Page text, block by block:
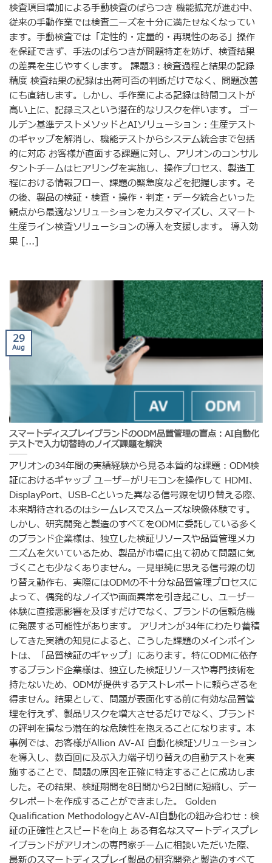
検査項目増加による手動検査のばらつき 機能拡充が進む中、
従来の手動作業では検査ニーズを十分に満たせなくなってい
ます。手動検査では「定性的・定量的・再現性のある」操作
を保証できず、手法のばらつきが問題特定を妨げ、検査結果
の差異を生じやすくします。 課題3：検査過程と結果の記録
精度 検査結果の記録は出荷可否の判断だけでなく、問題改善
にも直結します。しかし、手作業による記録は時間コストが
高い上に、記録ミスという潜在的なリスクを伴います。 ゴー
ルデン基準テストメソッドとAIソリューション：生産テスト
のギャップを解消し、機能テストからシステム統合まで包括
的に対応 お客様が直面する課題に対し、アリオンのコンサル
タントチームはヒアリングを実施し、操作プロセス、製造工
程における情報フロー、課題の緊急度などを把握します。そ
の後、製品の検証・検査・操作・判定・データ統合といった
観点から最適なソリューションをカスタマイズし、スマート
生産ライン検査ソリューションの導入を支援します。 導入効
果 [...]
スマートディスプレイブランドのODM品質管理の盲点：AI自動化
テストで入力切替時のノイズ課題を解決
アリオンの34年間の実績経験から見る本質的な課題：ODM検
証におけるギャップ ユーザーがリモコンを操作して HDMI、
DisplayPort、USB-Cといった異なる信号源を切り替える際、
本来期待されるのはシームレスでスムーズな映像体験です。
しかし、研究開発と製造のすべてをODMに委託している多く
のブランド企業様は、独立した検証リソースや品質管理メカ
ニズムを欠いているため、製品が市場に出て初めて問題に気
づくことも少なくありません。一見単純に思える信号源の切
り替え動作も、実際にはODMの不十分な品質管理プロセスに
よって、偶発的なノイズや画面異常を引き起こし、ユーザー
体験に直接悪影響を及ぼすだけでなく、ブランドの信頼危機
に発展する可能性があります。 アリオンが34年にわたり蓄積
してきた実績の知見によると、こうした課題のメインポイン
トは、「品質検証のギャップ」にあります。特にODMに依存
するブランド企業様は、独立した検証リソースや専門技術を
持たないため、ODMが提供するテストレポートに頼らざるを
得ません。結果として、問題が表面化する前に有効な品質管
理を行えず、製品リスクを増大させるだけでなく、ブランド
の評判を損なう潜在的な危険性を抱えることになります。本
事例では、お客様がAllion AV-AI 自動化検証ソリューション
を導入し、数百回に及ぶ入力端子切り替えの自動テストを実
施することで、問題の原因を正確に特定することに成功しま
した。その結果、検証期間を8日間から2日間に短縮し、デー
タレポートを作成することができました。 Golden
Qualification MethodologyとAV-AI自動化の組み合わせ：検
証の正確性とスピードを向上 ある有名なスマートディスプレ
イブランドがアリオンの専門家チームに相談いただいた際、
29
Aug